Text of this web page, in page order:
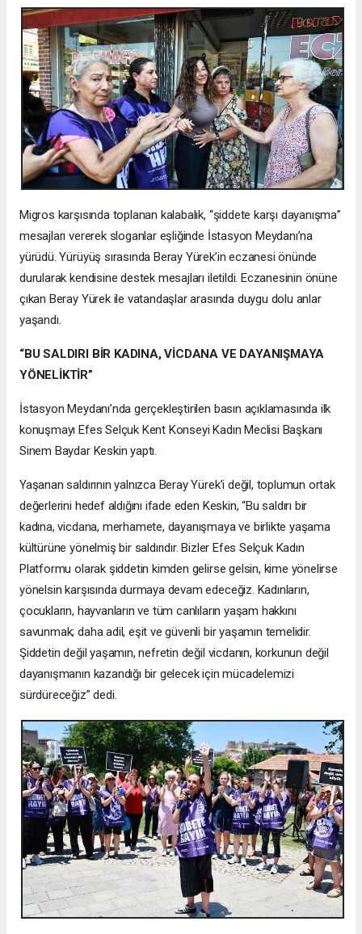
Migros karşısında toplanan kalabalık, “şiddete karşı dayanışma”
mesajları vererek sloganlar eşliğinde İstasyon Meydanı’na
yürüdü. Yürüyüş sırasında Beray Yürek’in eczanesi önünde
durularak kendisine destek mesajları iletildi. Eczanesinin önüne
çıkan Beray Yürek ile vatandaşlar arasında duygu dolu anlar
yaşandı.
“BU SALDIRI BİR KADINA, VİCDANA VE DAYANIŞMAYA
YÖNELİKTİR”
İstasyon Meydanı’nda gerçekleştirilen basın açıklamasında ilk
konuşmayı Efes Selçuk Kent Konseyi Kadın Meclisi Başkanı
Sinem Baydar Keskin yaptı.
Yaşanan saldırının yalnızca Beray Yürek’i değil, toplumun ortak
değerlerini hedef aldığını ifade eden Keskin, “Bu saldırı bir
kadına, vicdana, merhamete, dayanışmaya ve birlikte yaşama
kültürüne yönelmiş bir saldırıdır. Bizler Efes Selçuk Kadın
Platformu olarak şiddetin kimden gelirse gelsin, kime yönelirse
yönelsin karşısında durmaya devam edeceğiz. Kadınların,
çocukların, hayvanların ve tüm canlıların yaşam hakkını
savunmak; daha adil, eşit ve güvenli bir yaşamın temelidir.
Şiddetin değil yaşamın, nefretin değil vicdanın, korkunun değil
dayanışmanın kazandığı bir gelecek için mücadelemizi
sürdüreceğiz” dedi.